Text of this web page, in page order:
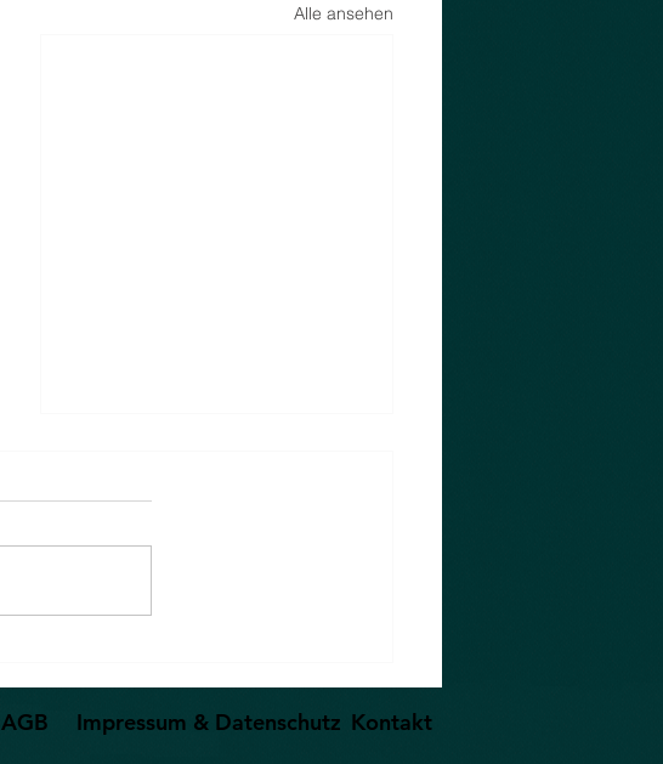
Alle ansehen
anspruchsvolle Kunden
AGB Impressum & Datenschutz Kontakt